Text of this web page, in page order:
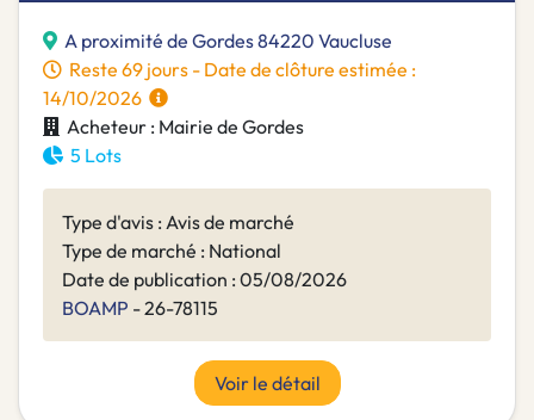
A proximité de Gordes 84220 Vaucluse
Reste 69 jours - Date de clôture estimée :
14/10/2026
Acheteur : Mairie de Gordes
5 Lots
Type d'avis : Avis de marché
Type de marché : National
Date de publication : 05/08/2026
BOAMP - 26-78115
Voir le détail